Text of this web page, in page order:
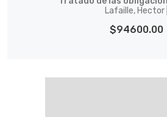
Lafaille, Hector |
$94600.00